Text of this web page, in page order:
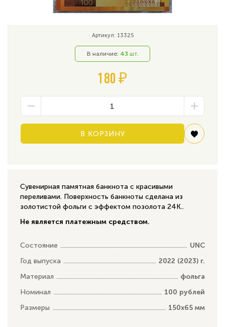
Артикул: 13325
В наличие: 43 шт.
180 ₽
В КОРЗИНУ
Сувенирная памятная банкнота с красивыми
переливами. Поверхность банкноты сделана из
золотистой фольги с эффектом позолота 24К..
Не является платежным средством.
Состояние
UNC
Год выпуска
2022 (2023) г.
Материал
фольга
Номинал
100 рублей
Размеры
150x65 мм